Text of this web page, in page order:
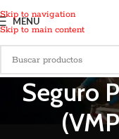
Skip to navigation
Skip to main content
MENU
Seguro